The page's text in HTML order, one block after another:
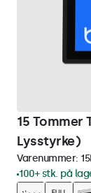
15
Lysstyrke)
Varenummer:
100+ stk. på